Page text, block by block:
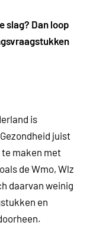
slag? Dan loop
is
juist
te maken met
de Wmo, Wlz
daarvan weinig
en